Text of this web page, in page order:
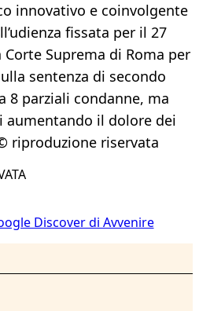
innovativo e coinvolgente
fissata per il 27
Suprema di Roma per
sentenza di secondo
8 parziali condanne, ma
aumentando il dolore dei
riproduzione riservata
Discover di Avvenire